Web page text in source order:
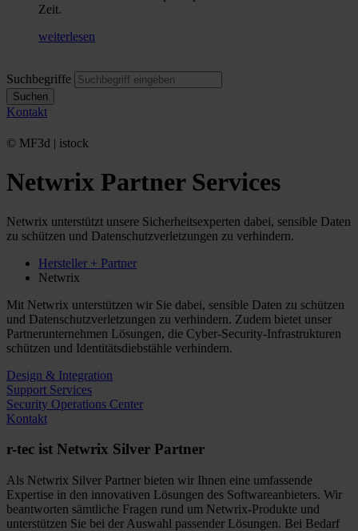
Zeit.
weiterlesen
Suchbegriffe
Suchen
Kontakt
© MF3d | istock
Netwrix Partner Services
Netwrix unterstützt unsere Sicherheitsexperten dabei, sensible Daten
zu schützen und Datenschutzverletzungen zu verhindern.
Hersteller + Partner
Netwrix
Mit Netwrix unterstützen wir Sie dabei, sensible Daten zu schützen
und Datenschutzverletzungen zu verhindern. Zudem bietet unser
Partnerunternehmen Lösungen, die Cyber-Security-Infrastrukturen
schützen und Identitätsdiebstähle verhindern.
Design & Integration
Support Services
Security Operations Center
Kontakt
r-tec ist Netwrix Silver Partner
Als Netwrix Silver Partner bieten wir Ihnen eine umfassende
Expertise in den innovativen Lösungen des Softwareanbieters. Wir
beantworten sämtliche Fragen rund um Netwrix-Produkte und
unterstützen Sie bei der Auswahl passender Lösungen. Bei Bedarf